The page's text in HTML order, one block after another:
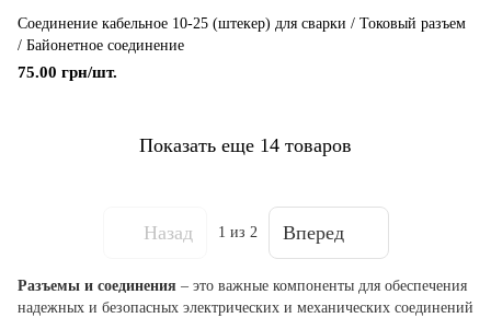
Соединение кабельное 10-25 (штекер) для сварки / Токовый разъем
/ Байонетное соединение
75.00 грн/шт.
Показать еще 14 товаров
Назад 1 из 2 Вперед
Разъемы и соединения – это важные компоненты для обеспечения
надежных и безопасных электрических и механических соединений